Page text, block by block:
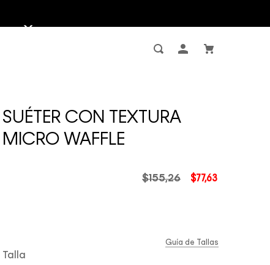
SUÉTER CON TEXTURA
MICRO WAFFLE
$77,63
$155,26
Talla
Guía de Tallas